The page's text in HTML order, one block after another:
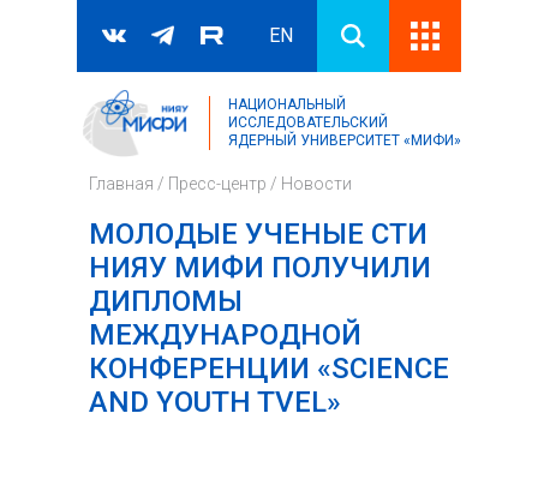
Форма поиска
Поиск
EN
НАЦИОНАЛЬНЫЙ
ИССЛЕДОВАТЕЛЬСКИЙ
ЯДЕРНЫЙ УНИВЕРСИТЕТ «МИФИ»
Главная / Пресс-центр / Новости
МОЛОДЫЕ УЧЕНЫЕ СТИ
НИЯУ МИФИ ПОЛУЧИЛИ
ДИПЛОМЫ
МЕЖДУНАРОДНОЙ
КОНФЕРЕНЦИИ «SCIENCE
AND YOUTH TVEL»